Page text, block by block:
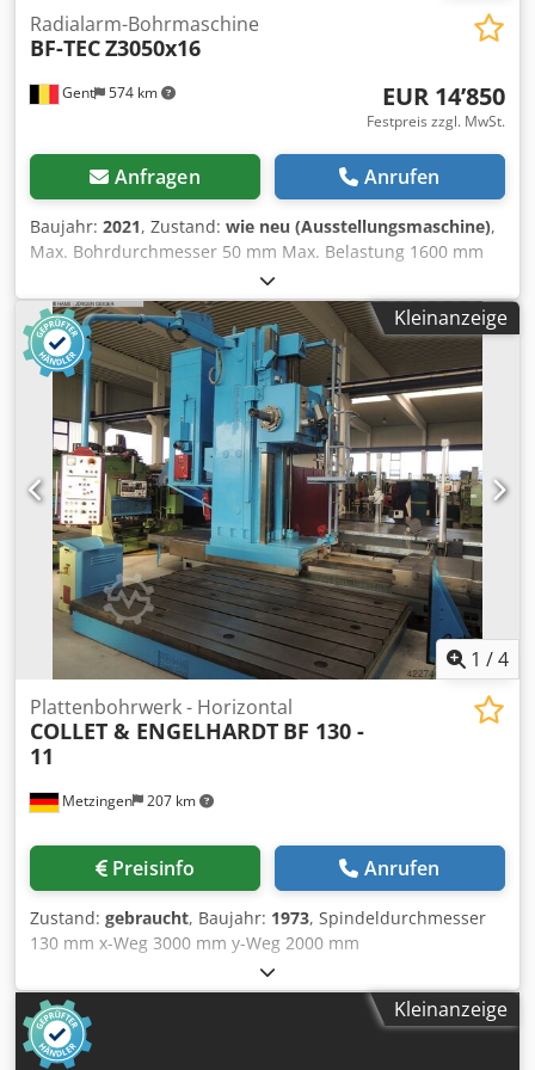
Gent 574 km
Radialarm-Bohrmaschine
BF-TECZ3050x16
EUR 14’850
Festpreis zzgl. MwSt.
Anfragen Anrufen
Baujahr: 2021, Zustand: wie neu (Ausstellungsmaschine),
Max. Bohrdurchmesser 50 mm Max. Belastung 1600 mm
Min.-max. Abstand Spindel-Fußplatte 350 -1220 mm
Spindeldrehzahlen (16)25-2000 TPM Spindel MK5
Spindelverschiebung 320 mm Spindelvorschub (16) 0,04-
3,2 Bohrkopfverschiebung 1250 mm Tischgröße
500x630mm Motorleistung 4 kW Csdpfx Aeh H Ediemyerf
Kleinanzeige
1 /4
Metzingen 207 km
Plattenbohrwerk - Horizontal
COLLET & ENGELHARDT BF 130 -
11
Preisinfo Anrufen
Zustand: gebraucht, Baujahr: 1973, Spindeldurchmesser
130 mm x-Weg 3000 mm y-Weg 2000 mm
Gesamtleistungsbedarf 4,5 kW Maschinengewicht ca. 30 t
Bohrspindel-Ø 130 mm Spindelaufnahme 50 SK
Arbeitsbereich: x - Ständer längs 3.000 mm y -
Spindelkasten vertikal 2.000 mm z - Spindelhub 1.000 mm
Kleinanzeige